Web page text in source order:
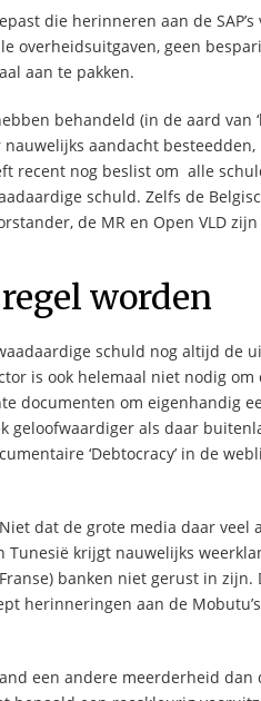
die herinneren aan de SAP’s
overheidsuitgaven, geen
aan te pakken.
behandeld (in de aard van
aandacht
recent nog beslist om alle
schuld. Zelfs de
de MR en Open VLD zijn
worden
schuld nog altijd de
is ook helemaal niet nodig om
documenten om eigenhandig
geloofwaardiger als daar
‘Debtocracy’ in de
dat de grote media daar veel
Tunesië krijgt nauwelijks
banken niet gerust in zijn.
herinneringen aan de Mobutu’s
een andere meerderheid dan